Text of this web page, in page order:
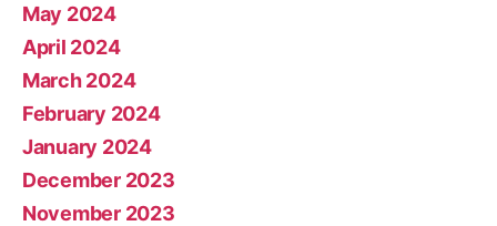
May 2024
April 2024
March 2024
February 2024
January 2024
December 2023
November 2023